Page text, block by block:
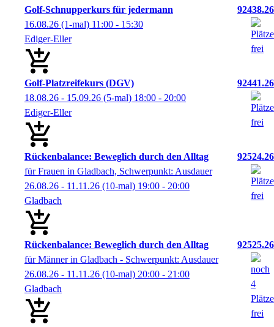
Golf-Schnupperkurs für jedermann
92438.26
16.08.26 (1-mal) 11:00 - 15:30
Ediger-Eller
Golf-Platzreifekurs (DGV)
92441.26
18.08.26 - 15.09.26 (5-mal) 18:00 - 20:00
Ediger-Eller
Rückenbalance: Beweglich durch den Alltag
92524.26
für Frauen in Gladbach, Schwerpunkt: Ausdauer
26.08.26 - 11.11.26 (10-mal) 19:00 - 20:00
Gladbach
Rückenbalance: Beweglich durch den Alltag
92525.26
für Männer in Gladbach - Schwerpunkt: Ausdauer
26.08.26 - 11.11.26 (10-mal) 20:00 - 21:00
Gladbach